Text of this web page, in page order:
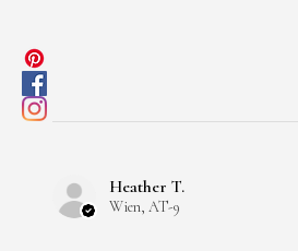
Heather T.
Wien, AT-9